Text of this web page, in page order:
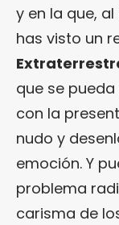
y en la que,
has visto un
que se
con la
nudo y
emoción. Y
problema
carisma de